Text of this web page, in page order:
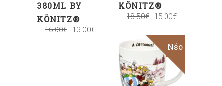
380ML BY
KÖNITZ®
16.00€ 13.00€
KÖNITZ®
18.50€ 15.00€
Sale
Νέο
ΠΡΟΣΘΉΚΗ
ΣΤΟ
ΚΑΛΆΘΙ